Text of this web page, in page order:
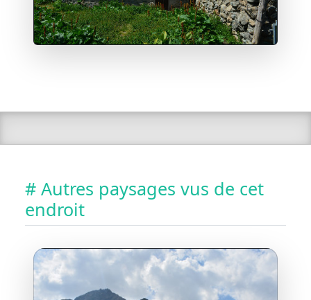
# Autres paysages vus de cet
endroit